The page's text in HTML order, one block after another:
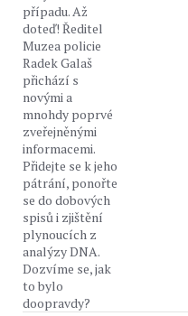
případu. Až
doteď! Ředitel
Muzea policie
Radek Galaš
přichází s
novými a
mnohdy poprvé
zveřejněnými
informacemi.
Přidejte se k jeho
pátrání, ponořte
se do dobových
spisů i zjištění
plynoucích z
analýzy DNA.
Dozvíme se, jak
to bylo
doopravdy?